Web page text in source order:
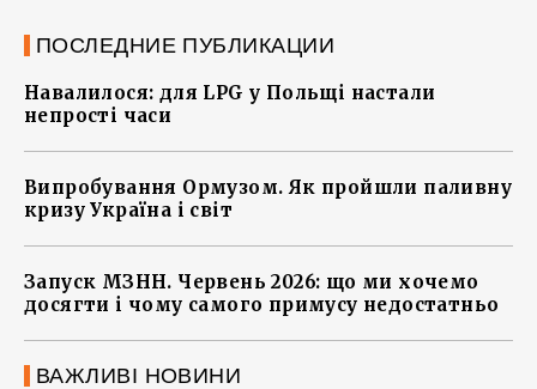
ПОСЛЕДНИЕ ПУБЛИКАЦИИ
Навалилося: для LPG у Польщі настали
непрості часи
Випробування Ормузом. Як пройшли паливну
кризу Україна і світ
Запуск МЗНН. Червень 2026: що ми хочемо
досягти і чому самого примусу недостатньо
ВАЖЛИВІ НОВИНИ